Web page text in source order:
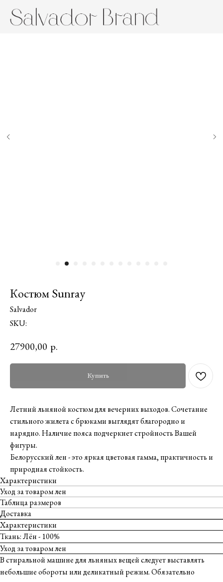
Костюм Sunray
Salvador
SKU:
27900,00 р.
Купить
Летний льняной костюм для вечерних выходов. Сочетание
стильного жилета с брюками выглядят благородно и
нарядно. Наличие пояса подчеркнет стройность Вашей
фигуры.
Белорусский лен - это яркая цветовая гамма, практичность и
природная стойкость.
Характеристики
Уход за товаром лен
Таблица размеров
Доставка
Характеристики
Ткань: Лён - 100%
Уход за товаром лен
В стиральной машине для льняных вещей следует выставлять
небольшие обороты или деликатный режим. Обязательно